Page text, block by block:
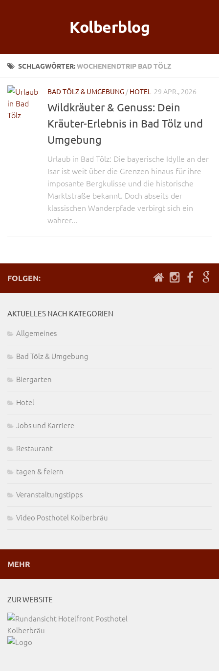
Kolberblog
SCHLAGWÖRTER:WOCHENENDTRIP BAD TÖLZ
BAD TÖLZ & UMGEBUNG /HOTEL 29 APR., 2026
Wildkräuter & Genuss: Dein
Kräuter-Erlebnis in Bad Tölz und
Umgebung
Urlaub in Bad Tölz: Die bayerische Idylle an der
Isar ist weit über die Grenzen hinaus für ihre
imposante Bergkulisse und die historische
Marktstraße bekannt. Doch abseits der
klassischen Wanderpfade verbirgt sich ein
wahrer...
FOLGEN:
AKTUELLES NACH KATEGORIEN
Allgemeines
Bad Tölz & Umgebung
Biergarten
Hotel
Jobs und Karriere
Restaurant
tagen & feiern
Veranstaltungstipps
Video Posthotel Kolberbräu
MEHR
ZUR WEBSITE